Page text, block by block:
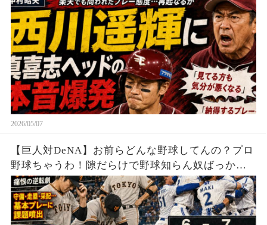
2026/05/07
【巨人対DeNA】お前らどんな野球してんの？プロ
野球ちゃうわ！隙だらけで野球知らん奴ばっかり
やんけ！根本的に終わってるわ！ファンに謝れよ
普通に！こんなクソ試合で今シーズン終了は終わ
ってる…